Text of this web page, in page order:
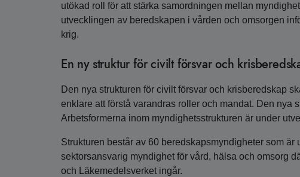
utökad roll för att stärka samordningen mellan
utvecklingen av beredskapen i vården och omsorgen
krig.
En ny struktur för civilt försvar och
Den nya strukturen för civilt försvar och krisberedskap
enklare att förstå varandras roller och mandat. Den nya
Arbetsformerna inom myndighetsstrukturen är under
Strukturen består av 60 beredskapsmyndigheter som
sektorsansvarig myndighet för vård, hälsa och omsorg
och Läkemedelsverket ingår.